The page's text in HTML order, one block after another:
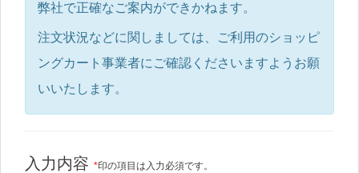
弊社で正確なご案内ができかねます。
注文状況などに関しましては、ご利用のショッピ
ングカート事業者にご確認くださいますようお願
いいたします。
入力内容 *印の項目は入力必須です。